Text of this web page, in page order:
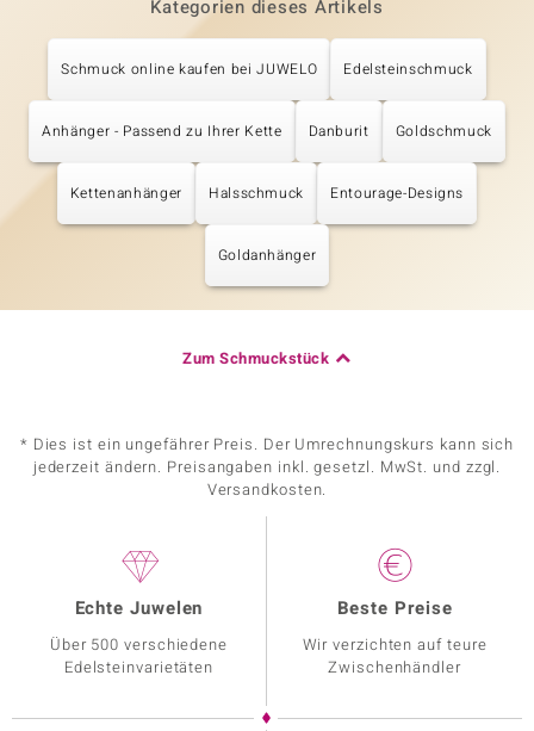
Kategorien dieses Artikels
Schmuck online kaufen bei JUWELO Edelsteinschmuck
Anhänger - Passend zu Ihrer Kette Danburit Goldschmuck
Kettenanhänger Halsschmuck Entourage-Designs
Goldanhänger
Zum Schmuckstück
* Dies ist ein ungefährer Preis. Der Umrechnungskurs kann sich
jederzeit ändern. Preisangaben inkl. gesetzl. MwSt. und zzgl.
Versandkosten.
Echte Juwelen
Über 500 verschiedene
Edelsteinvarietäten
Beste Preise
Wir verzichten auf teure
Zwischenhändler